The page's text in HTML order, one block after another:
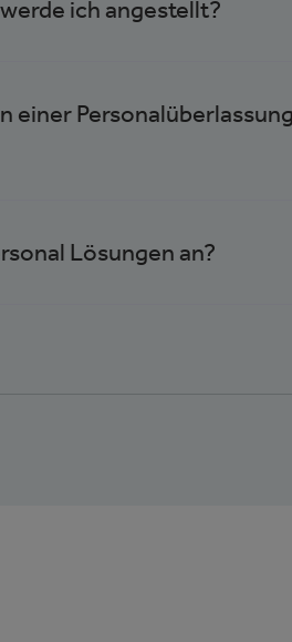
ich angestellt?
einer
Lösungen an?